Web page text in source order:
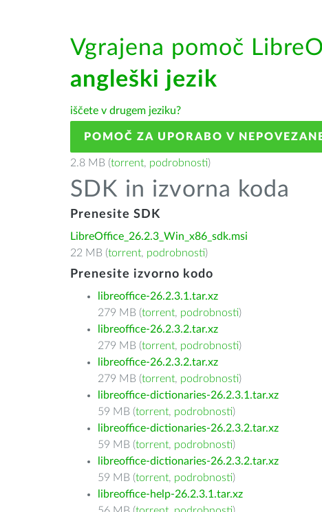
Vgrajena pomoč
angleški jezik
iščete v drugem jeziku?
POMOČ ZA UPORABO V
2.8 MB (torrent, podrobnosti)
SDK in izvorna koda
Prenesite SDK
LibreOffice_26.2.3_Win_x86_sdk.msi
22 MB (torrent, podrobnosti)
Prenesite izvorno kodo
libreoffice-26.2.3.1.tar.xz
279 MB (torrent, podrobnosti)
libreoffice-26.2.3.2.tar.xz
279 MB (torrent, podrobnosti)
libreoffice-26.2.3.2.tar.xz
279 MB (torrent, podrobnosti)
libreoffice-dictionaries-26.2.3.1.tar.xz
59 MB (torrent, podrobnosti)
libreoffice-dictionaries-26.2.3.2.tar.xz
59 MB (torrent, podrobnosti)
libreoffice-dictionaries-26.2.3.2.tar.xz
59 MB (torrent, podrobnosti)
libreoffice-help-26.2.3.1.tar.xz